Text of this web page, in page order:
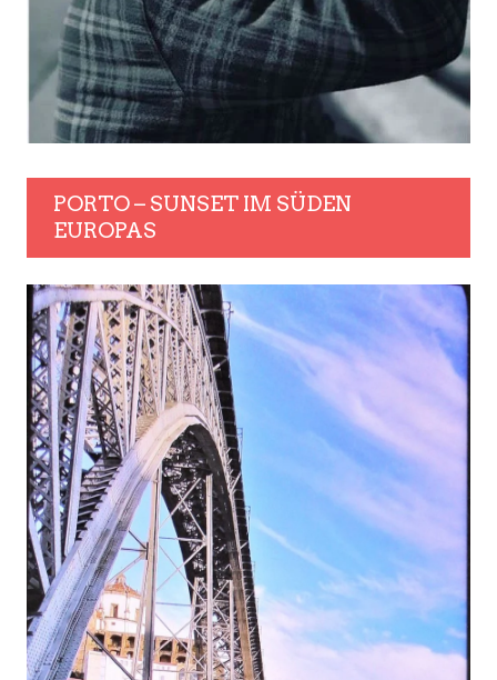
PORTO – SUNSET IM SÜDEN
EUROPAS